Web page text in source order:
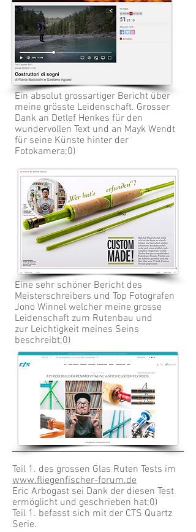
Ein absolut grossartiger Bericht über
meine grösste Leidenschaft. Grosser
Dank an Detlef Henkes für den
wundervollen Text und an Mayk Wendt
für seine Künste hinter der
Fotokamera;0)
Eine sehr schöner Bericht des
Meisterschreibers und Top Fotografen
Jono Winnel welcher meine grosse
Leidenschaft zum Rutenbau und
zur Leichtigkeit meines Seins
beschreibt;0)
Teil 1. des grossen Glas Ruten Tests im
www.fliegenfischer-forum.de
Eric Arbogast sei Dank der diesen Test
ermöglicht und geschrieben hat;0)
Teil 1. befasst sich mit der CTS Quartz
Serie.